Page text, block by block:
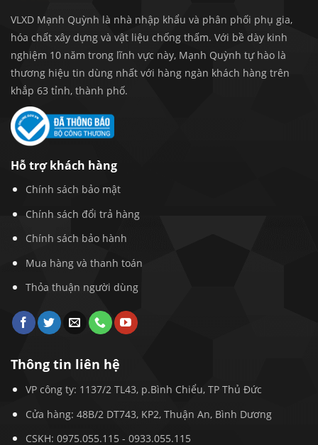
VLXD Mạnh Quỳnh là nhà nhập khẩu và phân phối phụ gia,
hóa chất xây dựng và vật liệu chống thấm. Với bề dày kinh
nghiệm 10 năm trong lĩnh vực này, Mạnh Quỳnh tự hào là
thương hiệu tin dùng nhất với hàng ngàn khách hàng trên
khắp 63 tỉnh, thành phố.
Hỗ trợ khách hàng
Chính sách bảo mật
Chính sách đổi trả hàng
Chính sách bảo hành
Mua hàng và thanh toán
Thỏa thuận người dùng
Thông tin liên hệ
VP công ty: 1137/2 TL43, p.Bình Chiểu, TP Thủ Đức
Cửa hàng: 48B/2 DT743, KP2, Thuận An, Bình Dương
CSKH: 0975.055.115- 0933.055.115